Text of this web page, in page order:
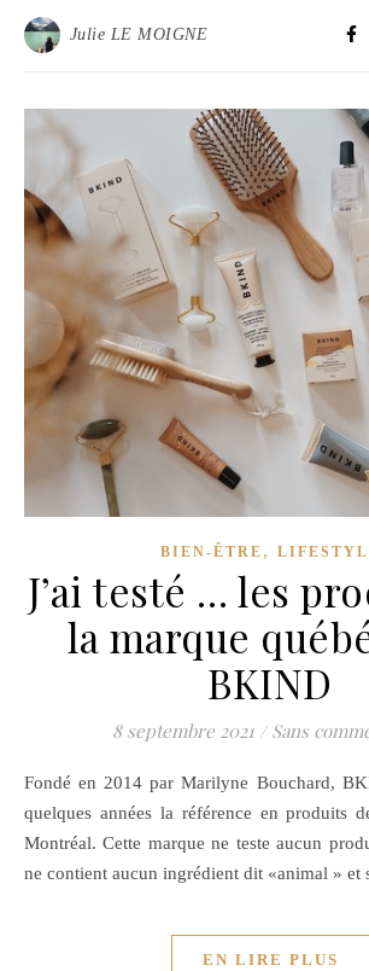
Julie LE MOIGNE
BIEN-ÊTRE ,
J’ai testé … les
la marque
BKIND
8 septembre 2021 / Sans
Fondé en 2014 par Marilyne Bouchard, BKIND est devenu en
quelques années la référence en produits
Montréal. Cette marque ne teste aucun
ne contient aucun ingrédient dit «animal »
EN LIRE PLUS